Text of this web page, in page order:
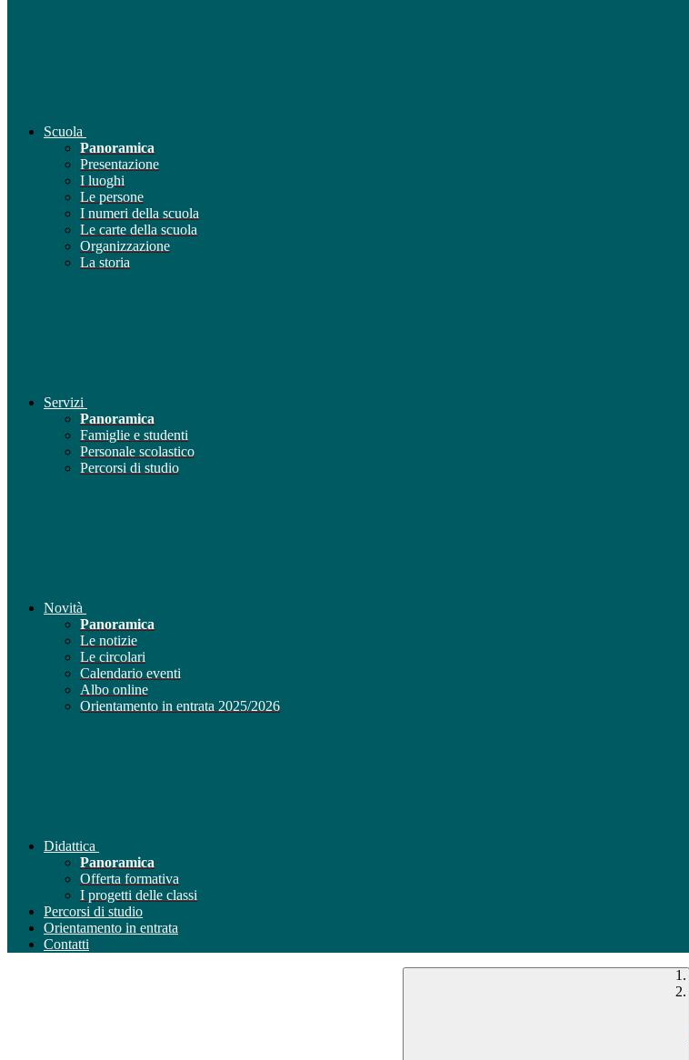
Scuola
Panoramica
Presentazione
I luoghi
Le persone
I numeri della scuola
Le carte della scuola
Organizzazione
La storia
Servizi
Panoramica
Famiglie e studenti
Personale scolastico
Percorsi di studio
Novità
Panoramica
Le notizie
Le circolari
Calendario eventi
Albo online
Orientamento in entrata 2025/2026
Didattica
Panoramica
Offerta formativa
I progetti delle classi
Percorsi di studio
Orientamento in entrata
Contatti